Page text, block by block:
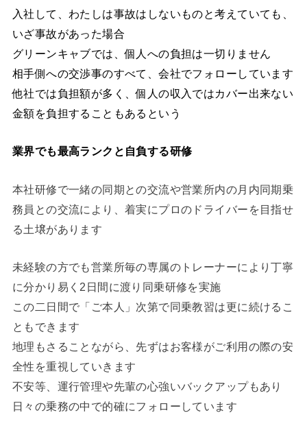
入社して、わたしは事故はしないものと考えていても、
いざ事故があった場合
グリーンキャブでは、個人への負担は一切りません
相手側への交渉事のすべて、会社でフォローしています
他社では負担額が多く、個人の収入ではカバー出来ない
金額を負担することもあるという
業界でも最高ランクと自負する研修
本社研修で一緒の同期との交流や営業所内の月内同期乗
務員との交流により、着実にプロのドライバーを目指せ
る土壌があります
未経験の方でも営業所毎の専属のトレーナーにより丁寧
に分かり易く2日間に渡り同乗研修を実施
この二日間で「ご本人」次第で同乗教習は更に続けるこ
ともできます
地理もさることながら、先ずはお客様がご利用の際の安
全性を重視していきます
不安等、運行管理や先輩の心強いバックアップもあり
日々の乗務の中で的確にフォローしています